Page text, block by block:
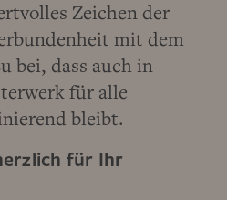
Zeichen der
mit dem
bei, dass auch in
für alle
bleibt.
für Ihr